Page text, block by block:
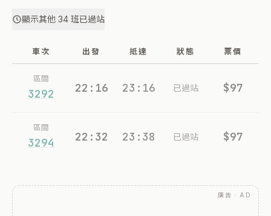
顯示其他 34 班已過站
車次 出發 抵達 狀態 票價
區間
3292 22:16 23:16 已過站 $97
區間
3294 22:32 23:38 已過站 $97
廣告 · AD